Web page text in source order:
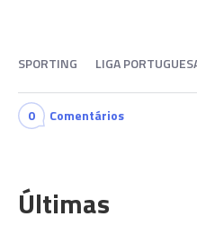
SPORTING LIGA
0 Comentários
Últimas